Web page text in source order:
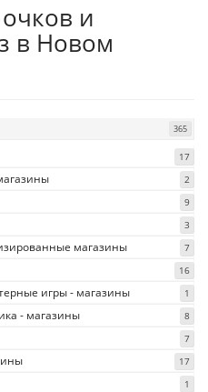
и
в Новом
365
17
2
9
3
магазины 7
16
игры - магазины 1
- магазины 8
7
17
1